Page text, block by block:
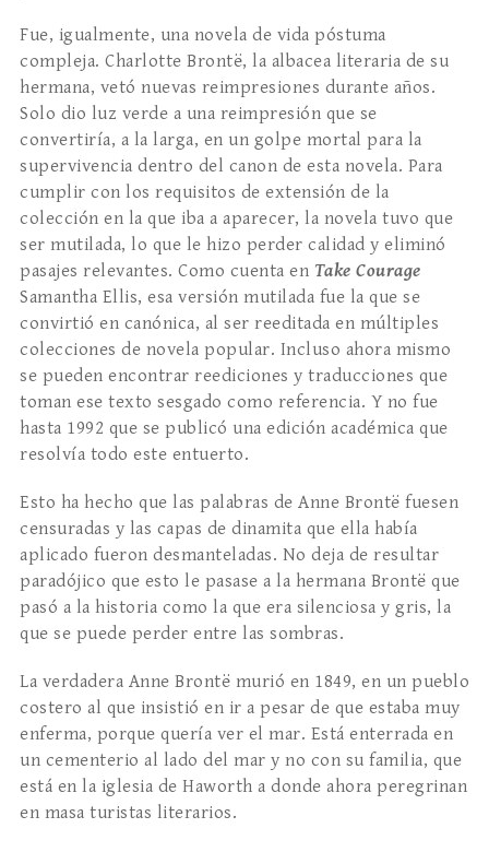
Fue, igualmente, una novela de vida póstuma
compleja. Charlotte Brontë, la albacea literaria de su
hermana, vetó nuevas reimpresiones durante años.
Solo dio luz verde a una reimpresión que se
convertiría, a la larga, en un golpe mortal para la
supervivencia dentro del canon de esta novela. Para
cumplir con los requisitos de extensión de la
colección en la que iba a aparecer, la novela tuvo que
ser mutilada, lo que le hizo perder calidad y eliminó
pasajes relevantes. Como cuenta en Take Courage
Samantha Ellis, esa versión mutilada fue la que se
convirtió en canónica, al ser reeditada en múltiples
colecciones de novela popular. Incluso ahora mismo
se pueden encontrar reediciones y traducciones que
toman ese texto sesgado como referencia. Y no fue
hasta 1992 que se publicó una edición académica que
resolvía todo este entuerto.
Esto ha hecho que las palabras de Anne Brontë fuesen
censuradas y las capas de dinamita que ella había
aplicado fueron desmanteladas. No deja de resultar
paradójico que esto le pasase a la hermana Brontë que
pasó a la historia como la que era silenciosa y gris, la
que se puede perder entre las sombras.
La verdadera Anne Brontë murió en 1849, en un pueblo
costero al que insistió en ir a pesar de que estaba muy
enferma, porque quería ver el mar. Está enterrada en
un cementerio al lado del mar y no con su familia, que
está en la iglesia de Haworth a donde ahora peregrinan
en masa turistas literarios.